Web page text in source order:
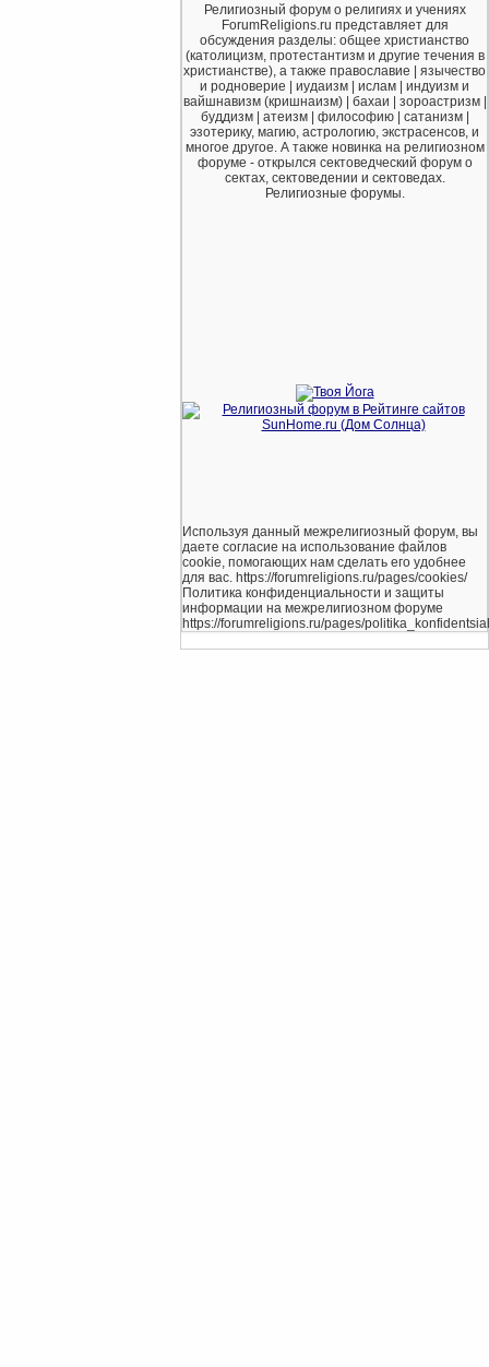
Религиозный форум о религиях и учениях
ForumReligions.ru представляет для
обсуждения разделы: общее христианство
(католицизм, протестантизм и другие течения в
христианстве), а также православие | язычество
и родноверие | иудаизм | ислам | индуизм и
вайшнавизм (кришнаизм) | бахаи | зороастризм |
буддизм | атеизм | философию | сатанизм |
эзотерику, магию, астрологию, экстрасенсов, и
многое другое. А также новинка на религиозном
форуме - открылся сектоведческий форум о
сектах, сектоведении и сектоведах.
Религиозные форумы.
Используя данный межрелигиозный форум, вы
даете согласие на использование файлов
cookie, помогающих нам сделать его удобнее
для вас. https://forumreligions.ru/pages/cookies/
Политика конфиденциальности и защиты
информации на межрелигиозном форуме
https://forumreligions.ru/pages/